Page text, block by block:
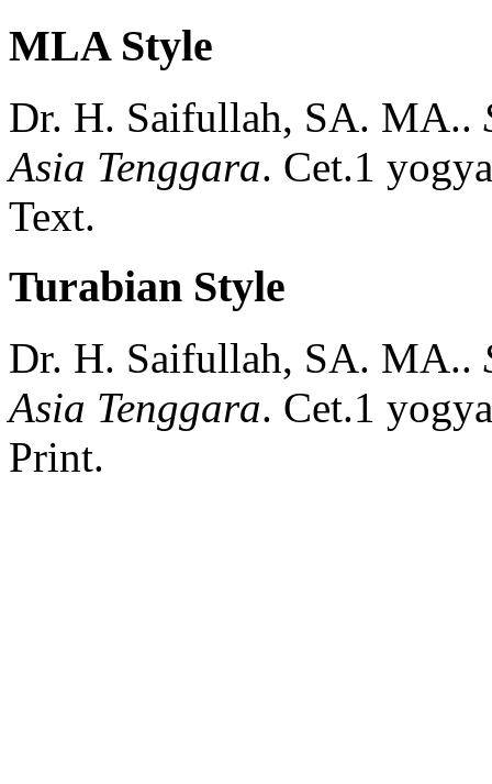
MLA Style
Dr. H. Saifullah, SA. MA..
Asia Tenggara. Cet.1
Text.
Turabian Style
Dr. H. Saifullah, SA. MA..
Asia Tenggara. Cet.1
Print.